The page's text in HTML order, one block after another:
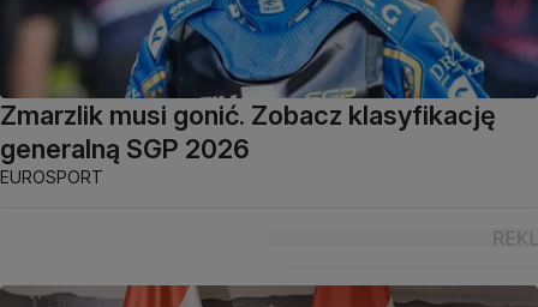
Zmarzlik musi gonić. Zobacz klasyfikację
generalną SGP 2026
EUROSPORT